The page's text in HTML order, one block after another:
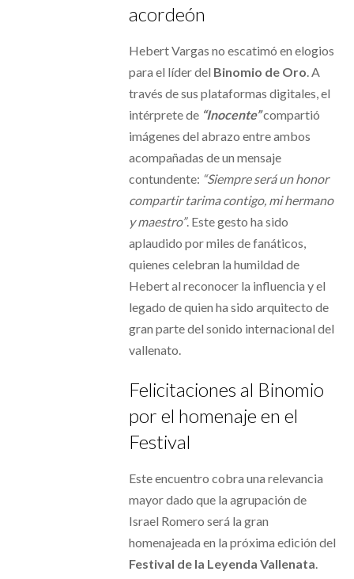
acordeón
Hebert Vargas no escatimó en elogios
para el líder del Binomio de Oro. A
través de sus plataformas digitales, el
intérprete de “Inocente”compartió
imágenes del abrazo entre ambos
acompañadas de un mensaje
contundente: “Siempre será un honor
compartir tarima contigo, mi hermano
y maestro”. Este gesto ha sido
aplaudido por miles de fanáticos,
quienes celebran la humildad de
Hebert al reconocer la influencia y el
legado de quien ha sido arquitecto de
gran parte del sonido internacional del
vallenato.
Felicitaciones al Binomio
por el homenaje en el
Festival
Este encuentro cobra una relevancia
mayor dado que la agrupación de
Israel Romero será la gran
homenajeada en la próxima edición del
Festival de la Leyenda Vallenata.